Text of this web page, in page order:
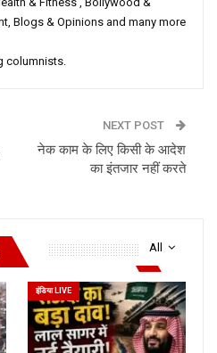
Blogs & Opinions and many more
columnists.
NEXT POST
नेक काम के लिए किसी के आदेश
का इंतजार नहीं करते
All
इंडिया LIVE